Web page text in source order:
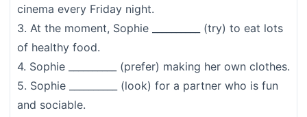
cinema every Friday night.
3. At the moment, Sophie __________ (try) to eat lots
of healthy food.
4. Sophie __________ (prefer) making her own clothes.
5. Sophie __________ (look) for a partner who is fun
and sociable.